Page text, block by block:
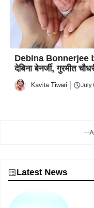
Debina Bonnerjee
देबिना बेनर्जी, गुरमीत
Kavita Tiwari July
---
Latest News